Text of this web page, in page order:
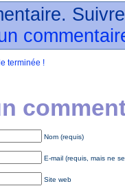
terminée !
Nom (requis)
E-mail (requis, mais ne
Site web